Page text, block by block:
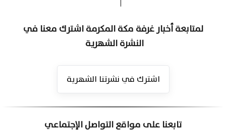
لمتابعة أخبار غرفة مكة المكرمة اشترك معنا في
النشرة الشهرية
اشترك في نشرتنا الشهرية
تابعنا على مواقع التواصل الإجتماعي